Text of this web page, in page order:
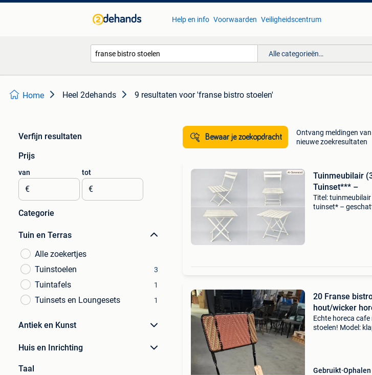
Help en info Voorwaarden Veiligheidscentrum
Alle categorieën…
Home Heel 2dehands 9 resultaten voor 'franse bistro stoelen'
Verfijn resultaten
Prijs
van
€
tot
€
Categorie
Tuin en Terras
Alle zoekertjes
Tuinstoelen
3
Tuintafels 1
Tuinsets en Loungesets 1
Antiek en Kunst
Huis en Inrichting
Taal
Bewaar je zoekopdracht
Ontvang meldingen van
nieuwe zoekresultaten
Tuinmeubilair
Tuinset*** –
Titel:
tuinset* –
20 Franse
hout/wicker
Echte horeca
stoelen! Model:
Gebruikt